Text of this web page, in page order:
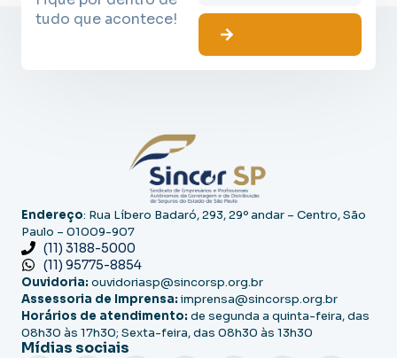
tudo que acontece!
Endereço: Rua Líbero Badaró, 293, 29º andar – Centro, São
Paulo – 01009-907
(11) 3188-5000
(11) 95775-8854
Ouvidoria: ouvidoriasp@sincorsp.org.br
Assessoria de Imprensa: imprensa@sincorsp.org.br
Horários de atendimento: de segunda a quinta-feira, das
08h30 às 17h30; Sexta-feira, das 08h30 às 13h30
Mídias sociais